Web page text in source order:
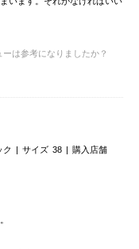
ーは参考になりましたか？
ク サイズ 38
購入店舗